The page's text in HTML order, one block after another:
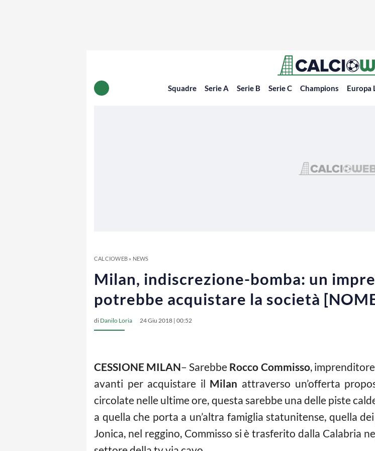
Squadre Serie A Serie B Serie C Champions Europa
CALCIOWEB» NEWS
Milan, indiscrezione-bomba: un
potrebbe acquistare la società
di Danilo Loria 24 Giu 2018 | 00:52
CESSIONE MILAN– Sarebbe Rocco Commisso,
avanti per acquistare il Milan attraverso un’offerta
circolate nelle ultime ore, questa sarebbe una delle piste
a quella che porta a un’altra famiglia statunitense, quella dei
Jonica, nel reggino, Commisso si è trasferito dalla Calabria